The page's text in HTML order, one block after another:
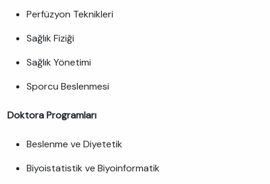
Perfüzyon Teknikleri
Sağlık Fiziği
Sağlık Yönetimi
Sporcu Beslenmesi
Doktora Programları
Beslenme ve Diyetetik
Biyoistatistik ve Biyoinformatik